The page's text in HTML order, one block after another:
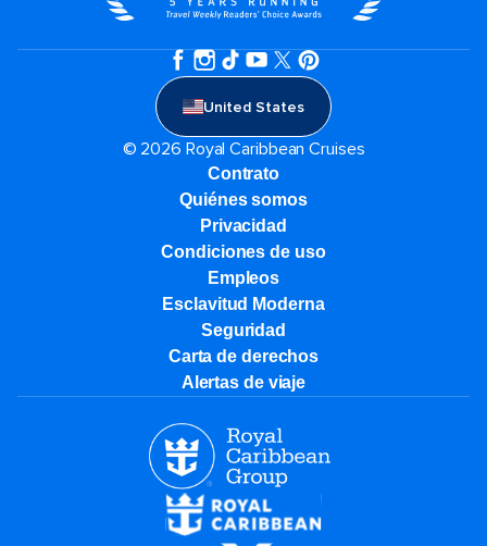
United States
© 2026 Royal Caribbean Cruises
Contrato
Quiénes somos
Privacidad
Condiciones de uso
Empleos
Esclavitud Moderna
Seguridad
Carta de derechos
Alertas de viaje